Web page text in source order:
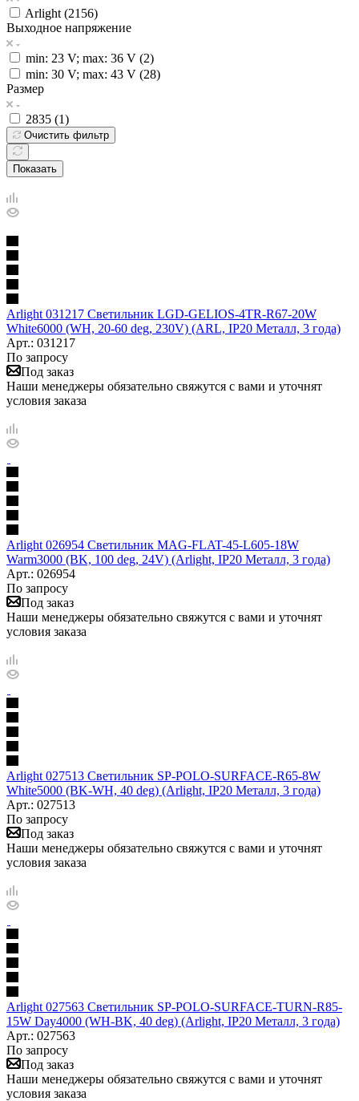
Arlight (2156)
Выходное напряжение
min: 23 V; max: 36 V (2)
min: 30 V; max: 43 V (28)
Размер
2835 (1)
Очистить фильтр
Показать
Arlight 031217 Светильник LGD-GELIOS-4TR-R67-20W
White6000 (WH, 20-60 deg, 230V) (ARL, IP20 Металл, 3 года)
Арт.: 031217
По запросу
Под заказ
Наши менеджеры обязательно свяжутся с вами и уточнят
условия заказа
Arlight 026954 Светильник MAG-FLAT-45-L605-18W
Warm3000 (BK, 100 deg, 24V) (Arlight, IP20 Металл, 3 года)
Арт.: 026954
По запросу
Под заказ
Наши менеджеры обязательно свяжутся с вами и уточнят
условия заказа
Arlight 027513 Светильник SP-POLO-SURFACE-R65-8W
White5000 (BK-WH, 40 deg) (Arlight, IP20 Металл, 3 года)
Арт.: 027513
По запросу
Под заказ
Наши менеджеры обязательно свяжутся с вами и уточнят
условия заказа
Arlight 027563 Светильник SP-POLO-SURFACE-TURN-R85-
15W Day4000 (WH-BK, 40 deg) (Arlight, IP20 Металл, 3 года)
Арт.: 027563
По запросу
Под заказ
Наши менеджеры обязательно свяжутся с вами и уточнят
условия заказа